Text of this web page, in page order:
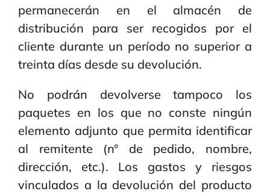
permanecerán en el almacén de
distribución para ser recogidos por el
cliente durante un período no superior a
treinta días desde su devolución.
No podrán devolverse tampoco los
paquetes en los que no conste ningún
elemento adjunto que permita identificar
al remitente (n° de pedido, nombre,
dirección, etc.). Los gastos y riesgos
vinculados a la devolución del producto